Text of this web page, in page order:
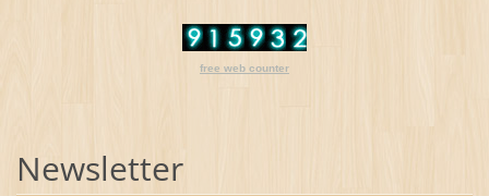
free web counter
Newsletter